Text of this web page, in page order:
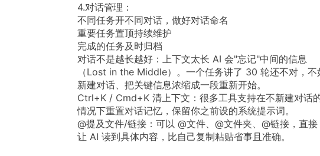
4.对话管理：
不同任务开不同对话，做好对话命名
重要任务置顶持续维护
完成的任务及时归档
对话不是越长越好：上下文太长 AI 会"忘记"中间的信息
（Lost in the Middle）。一个任务讲了 30 轮还不对，不
新建对话、把关键信息浓缩成一段重新开始。
Ctrl+K / Cmd+K 清上下文：很多工具支持在不新建对话
情况下重置对话记忆，保留你之前设的系统提示词。
@提及文件/链接：可以 @文件、@文件夹、@链接，直接
让 AI 读到具体内容，比自己复制粘贴省事且准确。